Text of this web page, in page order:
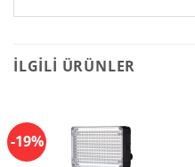
İLGILI ÜRÜNLER
-19%